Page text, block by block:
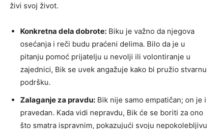
živi svoj život.
Konkretna dela dobrote: Biku je važno da njegova
osećanja i reči budu praćeni delima. Bilo da je u
pitanju pomoć prijatelju u nevolji ili volontiranje u
zajednici, Bik se uvek angažuje kako bi pružio stvarnu
podršku.
Zalaganje za pravdu: Bik nije samo empatičan; on je i
pravedan. Kada vidi nepravdu, Bik će se boriti za ono
što smatra ispravnim, pokazujući svoju nepokolebljivu